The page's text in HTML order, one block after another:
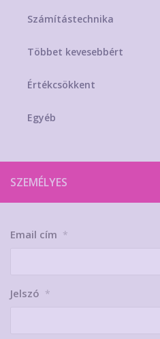
Számítástechnika
Többet kevesebbért
Értékcsökkent
Egyéb
SZEMÉLYES
Email cím *
Jelszó *